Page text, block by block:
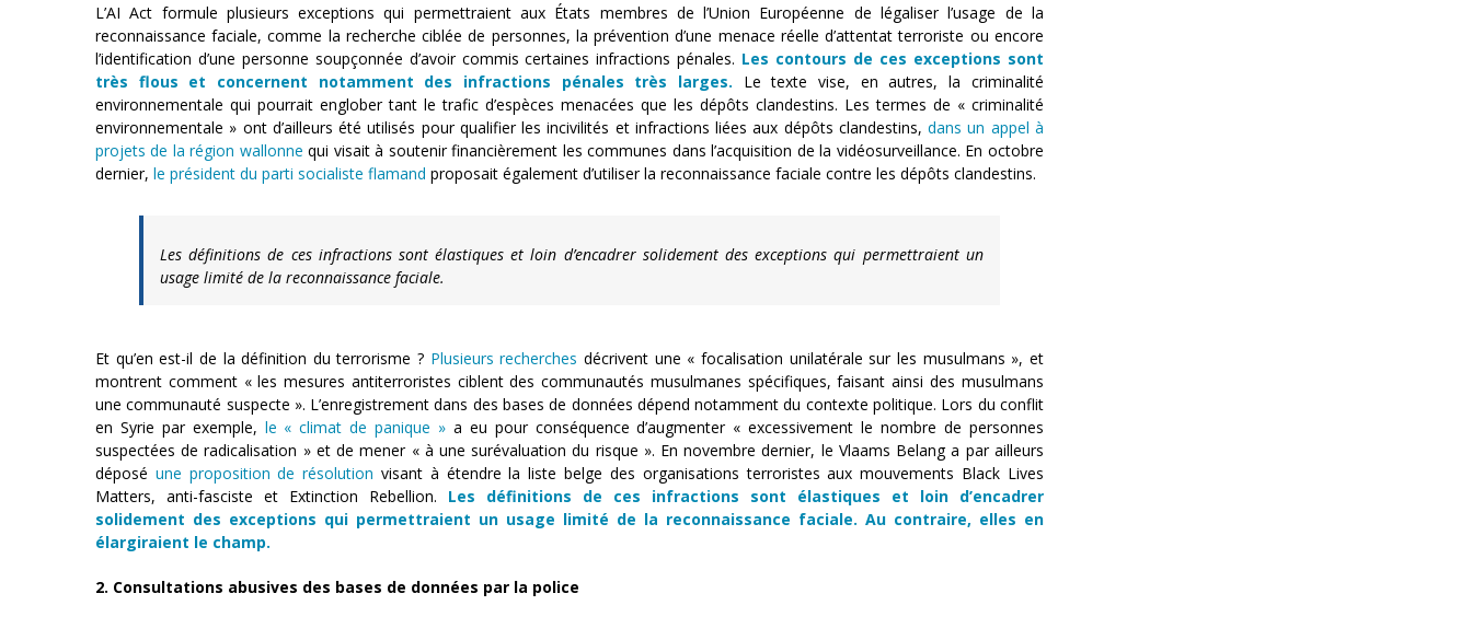
L’AI Act formule plusieurs exceptions qui permettraient aux États membres de l’Union Européenne de légaliser l’usage de la
reconnaissance faciale, comme la recherche ciblée de personnes, la prévention d’une menace réelle d’attentat terroriste ou encore
l’identification d’une personne soupçonnée d’avoir commis certaines infractions pénales. Les contours de ces exceptions sont
très flous et concernent notamment des infractions pénales très larges.
Le texte vise, en autres, la criminalité
environnementale qui pourrait englober tant le trafic d’espèces menacées que les dépôts clandestins. Les termes de « criminalité
environnementale » ont d’ailleurs été utilisés pour qualifier les incivilités et infractions liées aux dépôts clandestins,dans un appel à
projets de la région wallonne qui visait à soutenir financièrement les communes dans l’acquisition de la vidéosurveillance. En octobre
dernier, le président du parti socialiste flamand proposait également d’utiliser la reconnaissance faciale contre les dépôts clandestins.
Les définitions de ces infractions sont élastiques et loin d’encadrer solidement des exceptions qui permettraient un
usage limité de la reconnaissance faciale.
Et qu’en est-il de la définition du terrorisme ? Plusieurs recherches décrivent une « focalisation unilatérale sur les musulmans », et
montrent comment « les mesures antiterroristes ciblent des communautés musulmanes spécifiques, faisant ainsi des musulmans
une communauté suspecte ». L’enregistrement dans des bases de données dépend notamment du contexte politique. Lors du conflit
en Syrie par exemple, le « climat de panique » a eu pour conséquence d’augmenter « excessivement le nombre de personnes
suspectées de radicalisation » et de mener « à une surévaluation du risque ». En novembre dernier, le Vlaams Belang a par ailleurs
déposé une proposition de résolution visant à étendre la liste belge des organisations terroristes aux mouvements Black Lives
Matters, anti-fasciste et Extinction Rebellion. Les définitions de ces infractions sont élastiques et loin d’encadrer
solidement des exceptions qui permettraient un usage limité de la reconnaissance faciale. Au contraire, elles en
élargiraient le champ.
2. Consultations abusives des bases de données par la police